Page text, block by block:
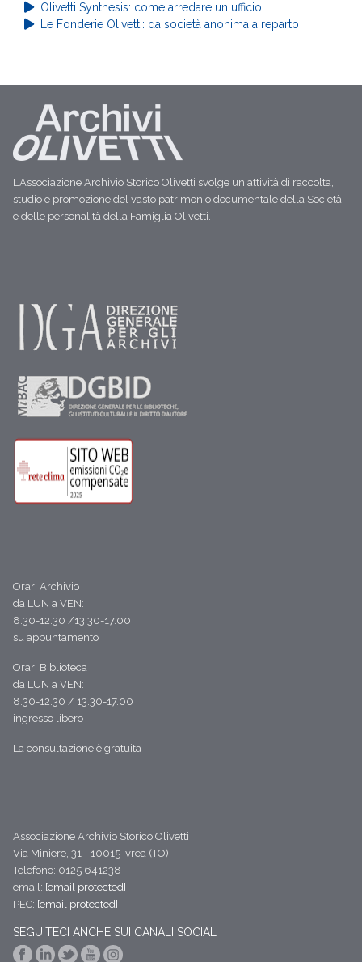
Olivetti Synthesis: come arredare un ufficio
Le Fonderie Olivetti: da società anonima a reparto
L'Associazione Archivio Storico Olivetti svolge un'attività di raccolta,
studio e promozione del vasto patrimonio documentale della Società
e delle personalità della Famiglia Olivetti.
Orari Archivio
da LUN a VEN:
8.30-12.30 /13.30-17.00
su appuntamento
Orari Biblioteca
da LUN a VEN:
8.30-12.30 / 13.30-17.00
ingresso libero
La consultazione è gratuita
Associazione Archivio Storico Olivetti
Via Miniere, 31 - 10015 Ivrea (TO)
Telefono: 0125 641238
email: [email protected]
PEC: [email protected]
SEGUITECI ANCHE SUI CANALI SOCIAL